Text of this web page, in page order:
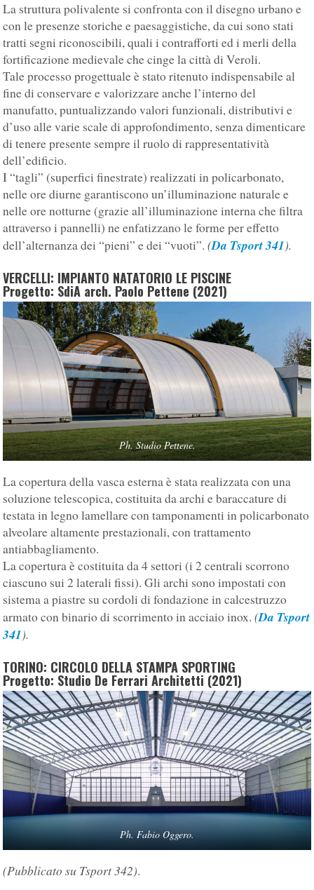
La struttura polivalente si confronta con il disegno urbano e
con le presenze storiche e paesaggistiche, da cui sono stati
tratti segni riconoscibili, quali i contrafforti ed i merli della
fortificazione medievale che cinge la città di Veroli.
Tale processo progettuale è stato ritenuto indispensabile al
fine di conservare e valorizzare anche l’interno del
manufatto, puntualizzando valori funzionali, distributivi e
d’uso alle varie scale di approfondimento, senza dimenticare
di tenere presente sempre il ruolo di rappresentatività
dell’edificio.
I “tagli” (superfici finestrate) realizzati in policarbonato,
nelle ore diurne garantiscono un’illuminazione naturale e
nelle ore notturne (grazie all’illuminazione interna che filtra
attraverso i pannelli) ne enfatizzano le forme per effetto
dell’alternanza dei “pieni” e dei “vuoti”.(Da Tsport 341).
VERCELLI: IMPIANTO NATATORIO LE PISCINE
Progetto: SdiA arch. Paolo Pettene (2021)
Ph. Studio Pettene.
La copertura della vasca esterna è stata realizzata con una
soluzione telescopica, costituita da archi e baraccature di
testata in legno lamellare con tamponamenti in policarbonato
alveolare altamente prestazionali, con trattamento
antiabbagliamento.
La copertura è costituita da 4 settori (i 2 centrali scorrono
ciascuno sui 2 laterali fissi). Gli archi sono impostati con
sistema a piastre su cordoli di fondazione in calcestruzzo
armato con binario di scorrimento in acciaio inox.(Da Tsport
341).
TORINO: CIRCOLO DELLA STAMPA SPORTING
Progetto: Studio De Ferrari Architetti (2021)
Ph. Fabio Oggero.
(Pubblicato su Tsport 342).